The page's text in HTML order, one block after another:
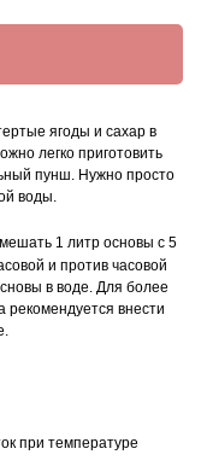
ягоды и сахар в
легко приготовить
пунш. Нужно просто
воды.
1 литр основы с 5
и против часовой
в воде. Для более
рекомендуется внести
при температуре